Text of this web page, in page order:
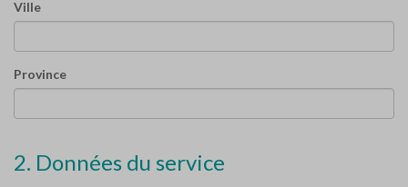
Ville
Province
2. Données du service